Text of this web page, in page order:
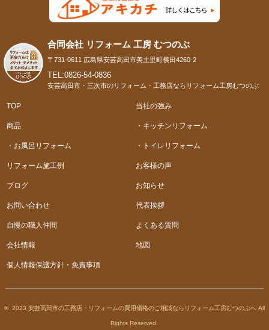
合同会社 リフォーム 工房 むつのぶ
〒731-0611 広島県安芸高田市美土里町横田4260-2
TEL:0826-54-0836
安芸高田市・三次市のリフォーム・工務店ならリフォーム工房むつのぶ
TOP 当社の強み
商品 ・キッチンリフォーム
・お風呂リフォーム ・トイレリフォーム
リフォーム施工例 お客様の声
ブログ お知らせ
お問い合わせ 代表挨拶
自慢の職人仲間 よくある質問
会社情報 地図
個人情報保護方針・免責事項
© 2023 安芸高田市の工務店・リフォームの費用価格のご相談ならリフォーム工房むつのぶへ All
Rights Reserved.